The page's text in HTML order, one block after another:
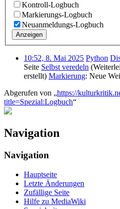
Kontroll-Logbuch
Markierungs-Logbuch
Neuanmeldungs-Logbuch
Anzeigen
10:52, 8. Mai 2025 Python
Seite Selbst veredeln
erstellt) Markierung: Neue
Abgerufen von „https://
title=Spezial:Logbuch“
Navigation
Navigation
Hauptseite
Letzte Änderungen
Zufällige Seite
Hilfe zu MediaWiki